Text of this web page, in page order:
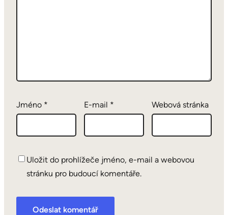
Jméno * E-mail * Webová stránka
Uložit do prohlížeče jméno, e-mail a webovou
stránku pro budoucí komentáře.